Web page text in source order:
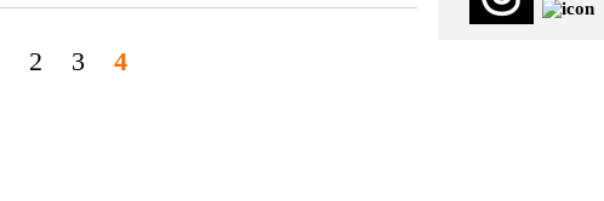
2 3 4